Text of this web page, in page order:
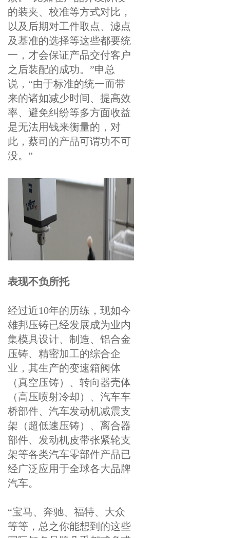
的装夹、校准等方式对比，
以及后期对工件取点、滤点
及基准的选择等这些都要统
一，才会保证产品交付客户
之后装配的成功。”申总
说，“由于标准的统一而带
来的诸如减少时间、提高效
率、避免纠纷等多方面收益
是无法用钱来衡量的，对
此，蔡司的产品可谓功不可
没。”
表现不负所托
经过近10年的历练，现如今
雄邦压铸已经发展成为业内
集模具设计、制造、铝合金
压铸、精密加工的综合企
业，其生产的变速箱阀体
（真空压铸）、转向器壳体
（高压喷射冷却）、汽车车
桥部件、汽车发动机减震支
架（超低速压铸）、离合器
部件、发动机皮带张紧轮支
架等各类汽车零部件产品已
经广泛应用于全球各大品牌
汽车。
“宝马、奔驰、福特、大众
等等，总之你能想到的这些